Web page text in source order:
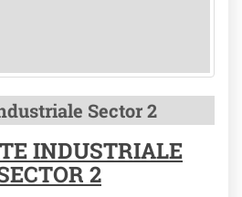
Sector 2
INDUSTRIALE
2